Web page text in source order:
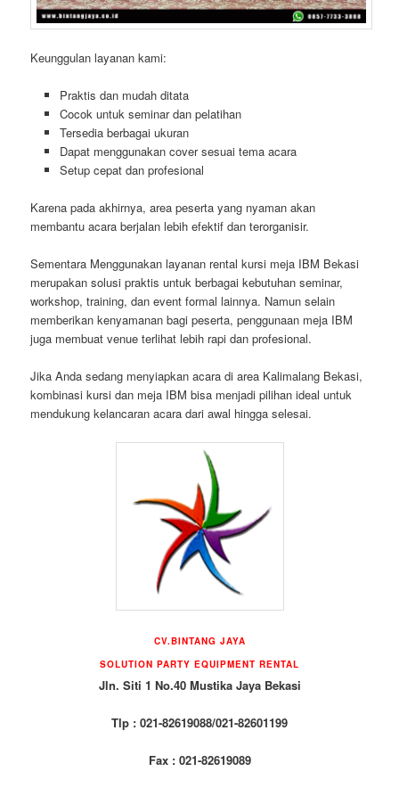
Keunggulan layanan kami:
Praktis dan mudah ditata
Cocok untuk seminar dan pelatihan
Tersedia berbagai ukuran
Dapat menggunakan cover sesuai tema acara
Setup cepat dan profesional
Karena pada akhirnya, area peserta yang nyaman akan
membantu acara berjalan lebih efektif dan terorganisir.
Sementara Menggunakan layanan rental kursi meja IBM Bekasi
merupakan solusi praktis untuk berbagai kebutuhan seminar,
workshop, training, dan event formal lainnya. Namun selain
memberikan kenyamanan bagi peserta, penggunaan meja IBM
juga membuat venue terlihat lebih rapi dan profesional.
Jika Anda sedang menyiapkan acara di area Kalimalang Bekasi,
kombinasi kursi dan meja IBM bisa menjadi pilihan ideal untuk
mendukung kelancaran acara dari awal hingga selesai.
CV.BINTANG JAYA
SOLUTION PARTY EQUIPMENT RENTAL
Jln. Siti 1 No.40 Mustika Jaya Bekasi
Tlp : 021-82619088/021-82601199
Fax : 021-82619089